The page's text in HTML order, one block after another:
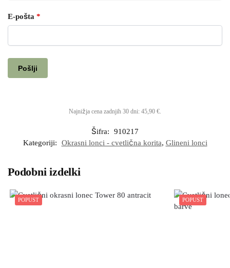
E-pošta *
Najnižja cena zadnjih 30 dni: 45,90 €.
Šifra:
910217
Kategoriji:
Okrasni lonci - cvetlična korita, Glineni lonci
Podobni izdelki
POPUST POPUST